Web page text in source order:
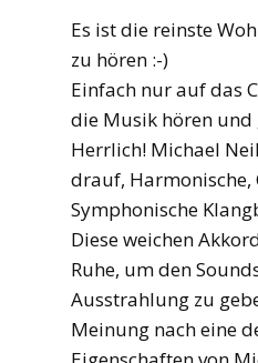
Es ist die reinste
zu hören :-)
Einfach nur auf das
die Musik hören und
Herrlich! Michael
drauf, Harmonische,
Symphonische
Diese weichen
Ruhe, um den
Ausstrahlung zu
Meinung nach eine